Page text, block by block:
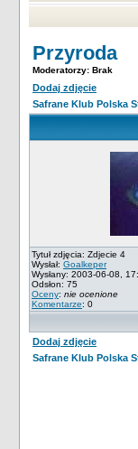
Przyroda
Moderatorzy: Brak
Dodaj zdjęcie
Safrane Klub Polska
Tytuł zdjęcia: Zdjecie 4
Wysłał: Goalkeper
Wysłany: 2003-06-08,
Odsłon: 75
Oceny: nie ocenione
Komentarze: 0
Dodaj zdjęcie
Safrane Klub Polska